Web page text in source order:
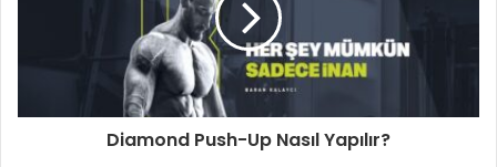
Diamond Push-Up Nasıl Yapılır?